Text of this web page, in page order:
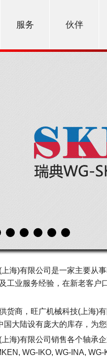
服务 伙伴
海)有限公司是一家主要从
工业服务经验，在新老客户
货商，旺广机械科技(上海)
国大陆设有庞大的库存，为
海)有限公司销售各个轴承
WG-IKO, WG-INA,